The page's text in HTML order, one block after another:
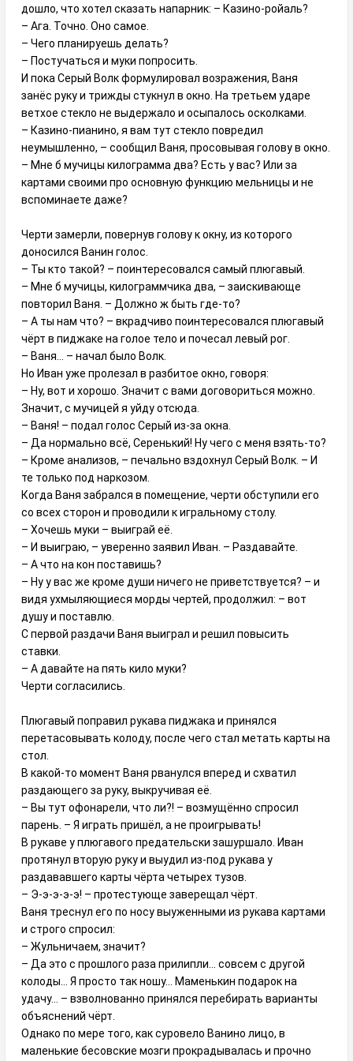
дошло, что хотел сказать напарник: – Казино-ройаль?
– Ага. Точно. Оно самое.
– Чего планируешь делать?
– Постучаться и муки попросить.
И пока Серый Волк формулировал возражения, Ваня
занёс руку и трижды стукнул в окно. На третьем ударе
ветхое стекло не выдержало и осыпалось осколками.
– Казино-пианино, я вам тут стекло повредил
неумышленно, – сообщил Ваня, просовывая голову в окно.
– Мне б мучицы килограмма два? Есть у вас? Или за
картами своими про основную функцию мельницы и не
вспоминаете даже?
Черти замерли, повернув голову к окну, из которого
доносился Ванин голос.
– Ты кто такой? – поинтересовался самый плюгавый.
– Мне б мучицы, килограммчика два, – заискивающе
повторил Ваня. – Должно ж быть где-то?
– А ты нам что? – вкрадчиво поинтересовался плюгавый
чёрт в пиджаке на голое тело и почесал левый рог.
– Ваня… – начал было Волк.
Но Иван уже пролезал в разбитое окно, говоря:
– Ну, вот и хорошо. Значит с вами договориться можно.
Значит, с мучицей я уйду отсюда.
– Ваня! – подал голос Серый из-за окна.
– Да нормально всё, Серенький! Ну чего с меня взять-то?
– Кроме анализов, – печально вздохнул Серый Волк. – И
те только под наркозом.
Когда Ваня забрался в помещение, черти обступили его
со всех сторон и проводили к игральному столу.
– Хочешь муки – выиграй её.
– И выиграю, – уверенно заявил Иван. – Раздавайте.
– А что на кон поставишь?
– Ну у вас же кроме души ничего не приветствуется? – и
видя ухмыляющиеся морды чертей, продолжил: – вот
душу и поставлю.
С первой раздачи Ваня выиграл и решил повысить
ставки.
– А давайте на пять кило муки?
Черти согласились.
Плюгавый поправил рукава пиджака и принялся
перетасовывать колоду, после чего стал метать карты на
стол.
В какой-то момент Ваня рванулся вперед и схватил
раздающего за руку, выкручивая её.
– Вы тут офонарели, что ли?! – возмущённо спросил
парень. – Я играть пришёл, а не проигрывать!
В рукаве у плюгавого предательски зашуршало. Иван
протянул вторую руку и выудил из-под рукава у
раздававшего карты чёрта четырех тузов.
– Э-э-э-э-э! – протестующе заверещал чёрт.
Ваня треснул его по носу выуженными из рукава картами
и строго спросил:
– Жульничаем, значит?
– Да это с прошлого раза прилипли… совсем с другой
колоды… Я просто так ношу… Маменькин подарок на
удачу… – взволнованно принялся перебирать варианты
объяснений чёрт.
Однако по мере того, как суровело Ванино лицо, в
маленькие бесовские мозги прокрадывалась и прочно